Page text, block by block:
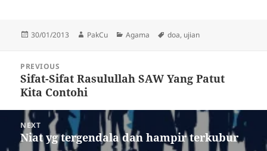
Posted
30/01/2013 Author
PakCu Categories
Agama Tags
doa, ujian
navigation
PREVIOUS
Previous
post:
Sifat-Sifat Rasulullah SAW Yang Patut
Kita Contohi
NEXT
Next
Niat yg tergendala dan hampir terkubur